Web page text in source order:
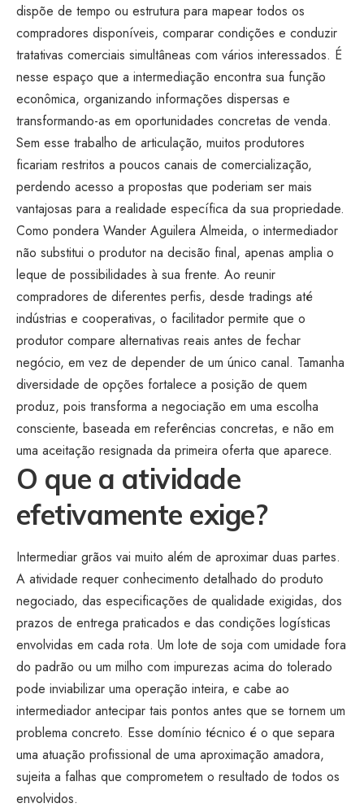
dispõe de tempo ou estrutura para mapear todos os
compradores disponíveis, comparar condições e conduzir
tratativas comerciais simultâneas com vários interessados. É
nesse espaço que a intermediação encontra sua função
econômica, organizando informações dispersas e
transformando-as em oportunidades concretas de venda.
Sem esse trabalho de articulação, muitos produtores
ficariam restritos a poucos canais de comercialização,
perdendo acesso a propostas que poderiam ser mais
vantajosas para a realidade específica da sua propriedade.
Como pondera Wander Aguilera Almeida, o intermediador
não substitui o produtor na decisão final, apenas amplia o
leque de possibilidades à sua frente. Ao reunir
compradores de diferentes perfis, desde tradings até
indústrias e cooperativas, o facilitador permite que o
produtor compare alternativas reais antes de fechar
negócio, em vez de depender de um único canal. Tamanha
diversidade de opções fortalece a posição de quem
produz, pois transforma a negociação em uma escolha
consciente, baseada em referências concretas, e não em
uma aceitação resignada da primeira oferta que aparece.
O que a atividade
efetivamente exige?
Intermediar grãos vai muito além de aproximar duas partes.
A atividade requer conhecimento detalhado do produto
negociado, das especificações de qualidade exigidas, dos
prazos de entrega praticados e das condições logísticas
envolvidas em cada rota. Um lote de soja com umidade fora
do padrão ou um milho com impurezas acima do tolerado
pode inviabilizar uma operação inteira, e cabe ao
intermediador antecipar tais pontos antes que se tornem um
problema concreto. Esse domínio técnico é o que separa
uma atuação profissional de uma aproximação amadora,
sujeita a falhas que comprometem o resultado de todos os
envolvidos.